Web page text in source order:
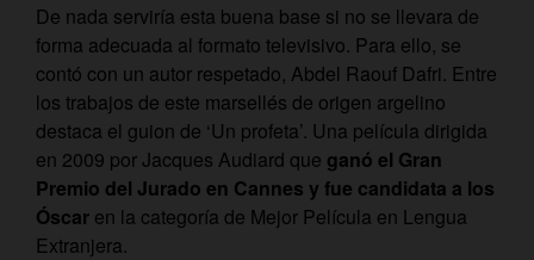
De nada serviría esta buena base si no se llevara de
forma adecuada al formato televisivo. Para ello, se
contó con un autor respetado, Abdel Raouf Dafri. Entre
los trabajos de este marsellés de origen argelino
destaca el guion de ‘Un profeta’. Una película dirigida
en 2009 por Jacques Audiard que ganó el Gran
Premio del Jurado en Cannes y fue candidata a los
Óscar en la categoría de Mejor Película en Lengua
Extranjera.